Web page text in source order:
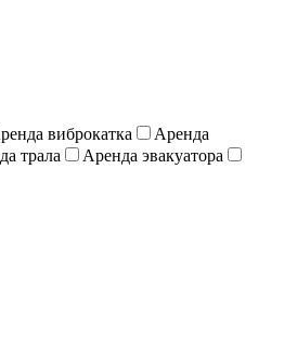
виброкатка
Аренда
трала
Аренда эвакуатора